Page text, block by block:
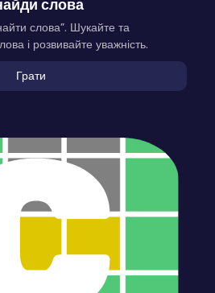
слова
слова”. Шукайте та
і розвивайте уважність.
Грати